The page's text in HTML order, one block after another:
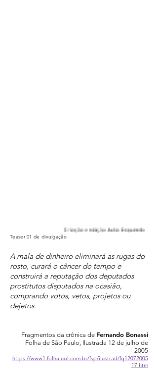
A mala de dinheiro eliminará as rugas do
rosto, curará o câncer do tempo e
construirá a reputação dos deputados
prostitutos disputados na ocasião,
comprando votos, vetos, projetos ou
dejetos.
Fragmentos da crônica de Fernando Bonassi
Folha de São Paulo, Ilustrada 12 de julho de
2005
https://www1.folha.uol.com.br/fsp/ilustrad/fq12072005
17.htm
Criação e edição Julia Esquerdo
Teaser 01 de divulgação